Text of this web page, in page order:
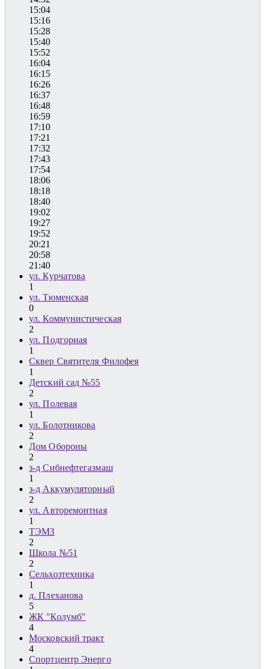
15:04
15:16
15:28
15:40
15:52
16:04
16:15
16:26
16:37
16:48
16:59
17:10
17:21
17:32
17:43
17:54
18:06
18:18
18:40
19:02
19:27
19:52
20:21
20:58
21:40
ул. Курчатова
1
ул. Тюменская
0
ул. Коммунистическая
2
ул. Подгорная
1
Сквер Святителя Филофея
1
Детский сад №55
2
ул. Полевая
1
ул. Болотникова
2
Дом Обороны
2
з-д Сибнефтегазмаш
1
з-д Аккумуляторный
2
ул. Авторемонтная
1
ТЭМЗ
2
Школа №51
2
Сельхозтехника
1
д. Плеханова
5
ЖК "Колумб"
4
Московский тракт
4
Спортцентр Энерго